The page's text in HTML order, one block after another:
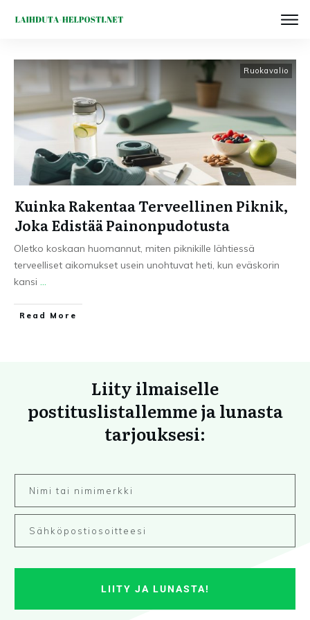
Ruokavalio
Kuinka Rakentaa Terveellinen Piknik,
Joka Edistää Painonpudotusta
Oletko koskaan huomannut, miten piknikille lähtiessä
terveelliset aikomukset usein unohtuvat heti, kun eväskorin
kansi ...
Read More
Liity ilmaiselle
postituslistallemme ja lunasta
tarjouksesi:
LIITY JA LUNASTA!